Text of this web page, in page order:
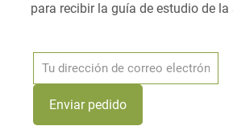
para recibir la guía de estudio de la